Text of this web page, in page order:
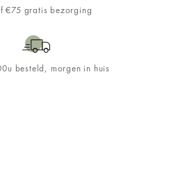
€75 gratis bezorging
besteld, morgen in huis